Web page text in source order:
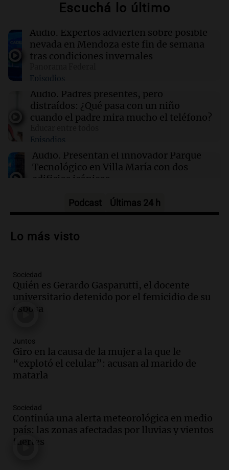
en Paraná y quedó bajo asistencia municipal
Mundo
Voepass enfrenta acusaciones tras el trágico
accidente aéreo en Brasil que dejó 62 muertos
16:50 Mundo
Interrupciones en la venta de aguacates
mexicanos a EE. UU.: causas y consecuencias
16:48 Mundo
Detienen nuevamente las exportaciones de
aguacates mexicanos a EE.UU. por amenazas
de seguridad
Escuchá lo último
Audio. Expertos advierten sobre posible
nevada en Mendoza este fin de semana
tras condiciones invernales
Episodios
Audio. Padres presentes, pero
distraídos: ¿Qué pasa con un niño
cuando el padre mira mucho el teléfono?
Episodios
Audio. Presentan el innovador Parque
Tecnológico en Villa María con dos
edificios icónicos
Audio.Polémica en el fútbol argentino:
controvertidos
Audio.
para modificar proyecto de propiedad
privada en el Senado Nacional
Panorama Federal
Audio.
contrato entre cooperativa argentina y
Huawei en Neuquén
Panorama Federal
la presencia de 70.000 bolivianos en la
provincia y su integración
Panorama Federal
Episodios
Podcast Últimas 24 h
Lo más visto
Sociedad
Quién es Gerardo Gasparutti, el docente
universitario detenido por el femicidio de su
esposa
Juntos
Giro en la causa de la mujer a la que le
“explotó el celular”: acusan al marido de
matarla
Sociedad
Continúa una alerta meteorológica en medio
país: las zonas afectadas por lluvias y vientos
fuertes